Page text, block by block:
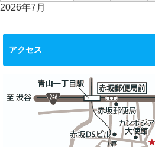
2026年7月
アクセス